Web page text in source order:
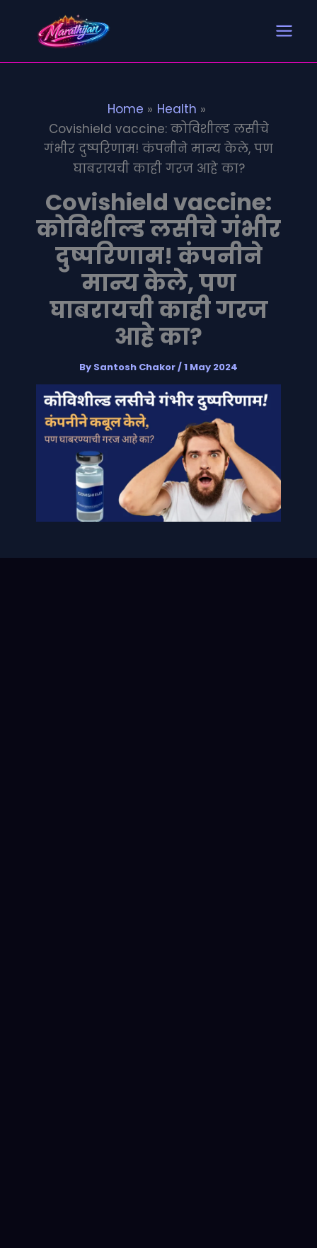
content
Home
Health
Covishield vaccine: कोविशील्ड लसीचे
गंभीर दुष्परिणाम! कंपनीने मान्य केले, पण
घाबरायची काही गरज आहे का?
Covishield vaccine:
कोविशील्ड लसीचे गंभीर
दुष्परिणाम! कंपनीने
मान्य केले, पण
घाबरायची काही गरज
आहे का?
By Santosh Chakor/1 May 2024
c